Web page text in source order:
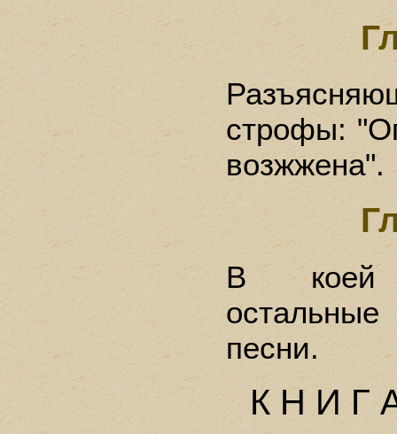
строфы:
возжжена".
В коей
остальные
песни.
К Н И Г